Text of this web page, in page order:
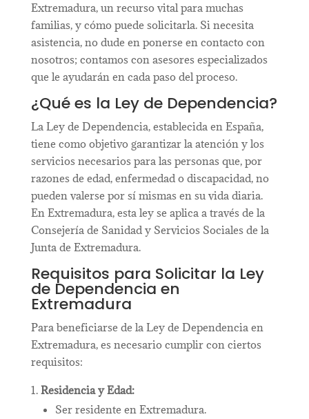
Extremadura, un recurso vital para muchas
familias, y cómo puede solicitarla. Si necesita
asistencia, no dude en ponerse en contacto con
nosotros; contamos con asesores especializados
que le ayudarán en cada paso del proceso.
¿Qué es la Ley de Dependencia?
La Ley de Dependencia, establecida en España,
tiene como objetivo garantizar la atención y los
servicios necesarios para las personas que, por
razones de edad, enfermedad o discapacidad, no
pueden valerse por sí mismas en su vida diaria.
En Extremadura, esta ley se aplica a través de la
Consejería de Sanidad y Servicios Sociales de la
Junta de Extremadura.
Requisitos para Solicitar la Ley
de Dependencia en
Extremadura
Para beneficiarse de la Ley de Dependencia en
Extremadura, es necesario cumplir con ciertos
requisitos:
Residencia y Edad:
Ser residente en Extremadura.